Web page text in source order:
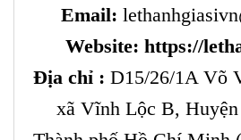
Email:
Website: https://
Địa chỉ : D15/26/1A Võ
xã Vĩnh Lộc B,